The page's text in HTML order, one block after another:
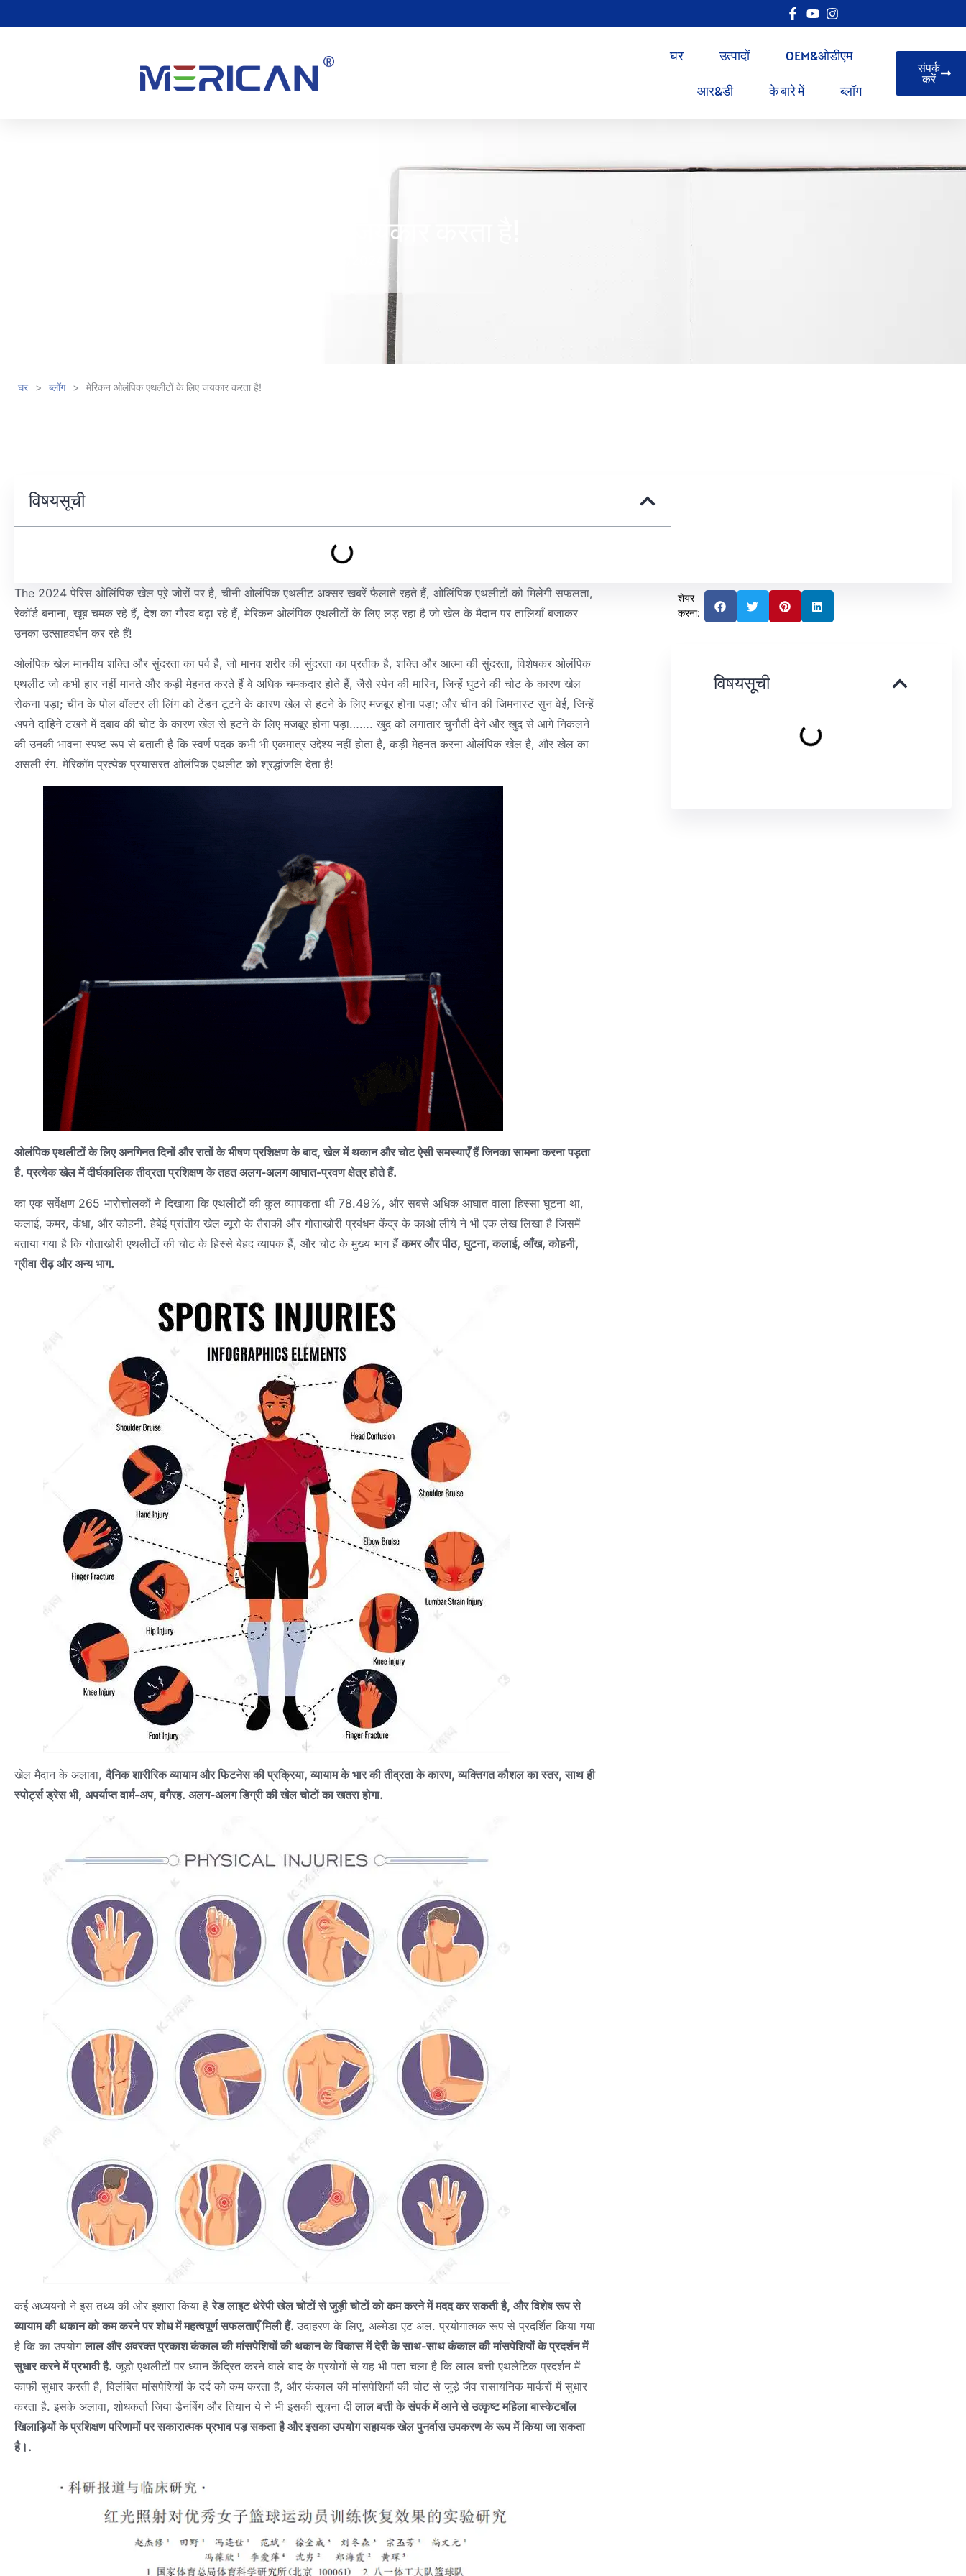
घर उत्पादों OEM&ओडीएम
आर&डी के बारे में ब्लॉग
संपर्क
करें
मेरिकन ओलंपिक एथलीटों के लिए जयकार करता है!
घर > ब्लॉग > मेरिकन ओलंपिक एथलीटों के लिए जयकार करता है!
विषयसूची
The 2024 पेरिस ओलिंपिक खेल पूरे जोरों पर है, चीनी ओलंपिक एथलीट अक्सर खबरें फैलाते रहते हैं, ओलिंपिक एथलीटों को मिलेगी सफलता,
रेकॉर्ड बनाना, खूब चमक रहे हैं, देश का गौरव बढ़ा रहे हैं, मेरिकन ओलंपिक एथलीटों के लिए लड़ रहा है जो खेल के मैदान पर तालियाँ बजाकर
उनका उत्साहवर्धन कर रहे हैं!
ओलंपिक खेल मानवीय शक्ति और सुंदरता का पर्व है, जो मानव शरीर की सुंदरता का प्रतीक है, शक्ति और आत्मा की सुंदरता, विशेषकर ओलंपिक
एथलीट जो कभी हार नहीं मानते और कड़ी मेहनत करते हैं वे अधिक चमकदार होते हैं, जैसे स्पेन की मारिन, जिन्हें घुटने की चोट के कारण खेल
रोकना पड़ा; चीन के पोल वॉल्टर ली लिंग को टेंडन टूटने के कारण खेल से हटने के लिए मजबूर होना पड़ा; और चीन की जिमनास्ट सुन वेई, जिन्हें
अपने दाहिने टखने में दबाव की चोट के कारण खेल से हटने के लिए मजबूर होना पड़ा……. खुद को लगातार चुनौती देने और खुद से आगे निकलने
की उनकी भावना स्पष्ट रूप से बताती है कि स्वर्ण पदक कभी भी एकमात्र उद्देश्य नहीं होता है, कड़ी मेहनत करना ओलंपिक खेल है, और खेल का
असली रंग. मेरिकॉम प्रत्येक प्रयासरत ओलंपिक एथलीट को श्रद्धांजलि देता है!
ओलंपिक एथलीटों के लिए अनगिनत दिनों और रातों के भीषण प्रशिक्षण के बाद, खेल में थकान और चोट ऐसी समस्याएँ हैं जिनका सामना करना पड़ता
है. प्रत्येक खेल में दीर्घकालिक तीव्रता प्रशिक्षण के तहत अलग-अलग आघात-प्रवण क्षेत्र होते हैं.
का एक सर्वेक्षण 265 भारोत्तोलकों ने दिखाया कि एथलीटों की कुल व्यापकता थी 78.49%, और सबसे अधिक आघात वाला हिस्सा घुटना था,
कलाई, कमर, कंधा, और कोहनी. हेबेई प्रांतीय खेल ब्यूरो के तैराकी और गोताखोरी प्रबंधन केंद्र के काओ लीये ने भी एक लेख लिखा है जिसमें
बताया गया है कि गोताखोरी एथलीटों की चोट के हिस्से बेहद व्यापक हैं, और चोट के मुख्य भाग हैंकमर और पीठ, घुटना, कलाई, आँख, कोहनी,
ग्रीवा रीढ़ और अन्य भाग.
खेल मैदान के अलावा,दैनिक शारीरिक व्यायाम और फिटनेस की प्रक्रिया, व्यायाम के भार की तीव्रता के कारण, व्यक्तिगत कौशल का स्तर, साथ ही
स्पोर्ट्स ड्रेस भी, अपर्याप्त वार्म-अप, वगैरह. अलग-अलग डिग्री की खेल चोटों का खतरा होगा.
कई अध्ययनों ने इस तथ्य की ओर इशारा किया हैरेड लाइट थेरेपी खेल चोटों से जुड़ी चोटों को कम करने में मदद कर सकती है, और विशेष रूप से
व्यायाम की थकान को कम करने पर शोध में महत्वपूर्ण सफलताएँ मिली हैं. उदाहरण के लिए, अल्मेडा एट अल. प्रयोगात्मक रूप से प्रदर्शित किया गया
है कि का उपयोगलाल और अवरक्त प्रकाश कंकाल की मांसपेशियों की थकान के विकास में देरी के साथ-साथ कंकाल की मांसपेशियों के प्रदर्शन में
सुधार करने में प्रभावी है. जूडो एथलीटों पर ध्यान केंद्रित करने वाले बाद के प्रयोगों से यह भी पता चला है कि लाल बत्ती एथलेटिक प्रदर्शन में
काफी सुधार करती है, विलंबित मांसपेशियों के दर्द को कम करता है, और कंकाल की मांसपेशियों की चोट से जुड़े जैव रासायनिक मार्करों में सुधार
करता है. इसके अलावा, शोधकर्ता जिया डैनबिंग और तियान ये ने भी इसकी सूचना दीलाल बत्ती के संपर्क में आने से उत्कृष्ट महिला बास्केटबॉल
खिलाड़ियों के प्रशिक्षण परिणामों पर सकारात्मक प्रभाव पड़ सकता है और इसका उपयोग सहायक खेल पुनर्वास उपकरण के रूप में किया जा सकता
है।.
शेयर
करना:
विषयसूची